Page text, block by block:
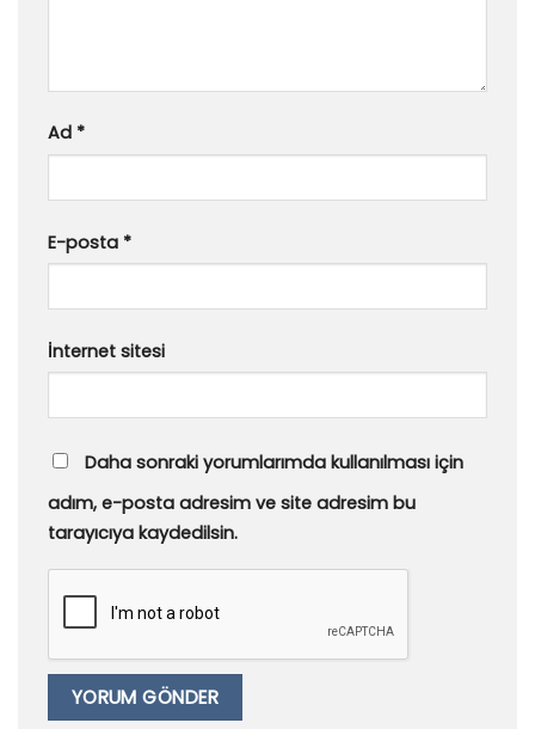
Ad *
E-posta *
İnternet sitesi
Daha sonraki yorumlarımda kullanılması için
adım, e-posta adresim ve site adresim bu
tarayıcıya kaydedilsin.